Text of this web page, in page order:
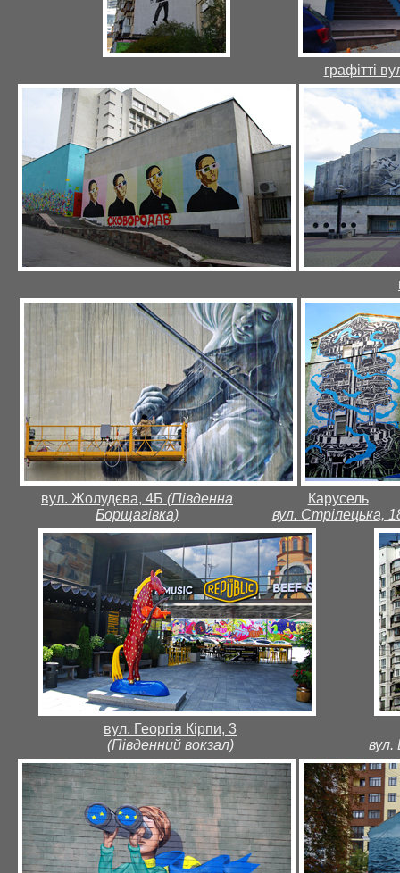
графітті
вул. Жолудєва, 4Б (Південна
Борщагівка)
Карусель
вул. Стрілецька,
вул. Георгія Кірпи, 3
(Південний вокзал)
вул.